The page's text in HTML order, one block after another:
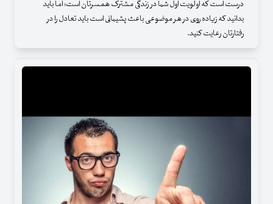
درست است که اولویت اول شما در زندگی مشترک همسرتان است؛ اما باید
بدانید که زیاده روی در هر موضوعی باعث پشیمانی است باید تعادل را در
رفتارتان رعایت کنید.